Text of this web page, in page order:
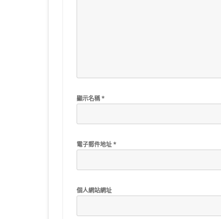
顯示名稱*
電子郵件地址*
個人網站網址